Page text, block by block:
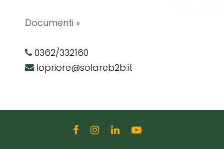
Documenti »
0362/332160
lopriore@solareb2b.it